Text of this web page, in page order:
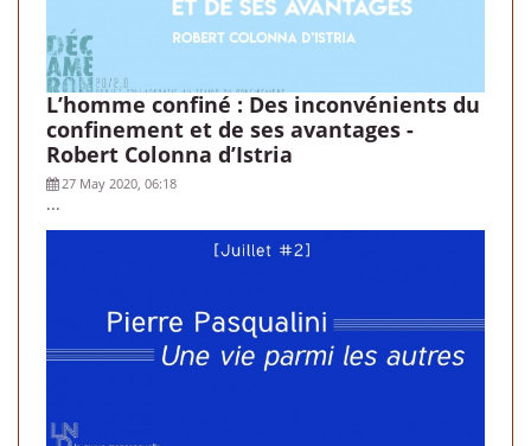
L’homme confiné : Des inconvénients du
confinement et de ses avantages -
Robert Colonna d’Istria
27 May 2020, 06:18
...